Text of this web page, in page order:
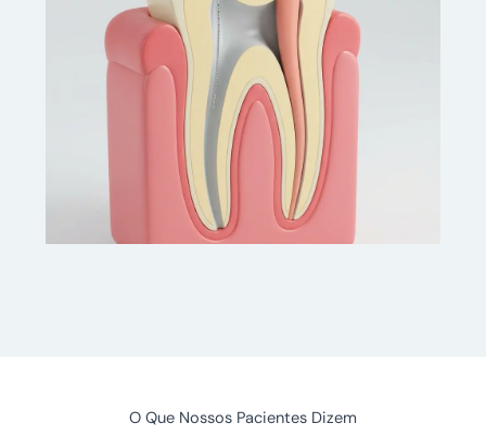
fraturados com material de alta qualidade e
resultado estético integrado ao sorriso.
VER DETALHES
possível.O Que Nossos Pacientes Dizem